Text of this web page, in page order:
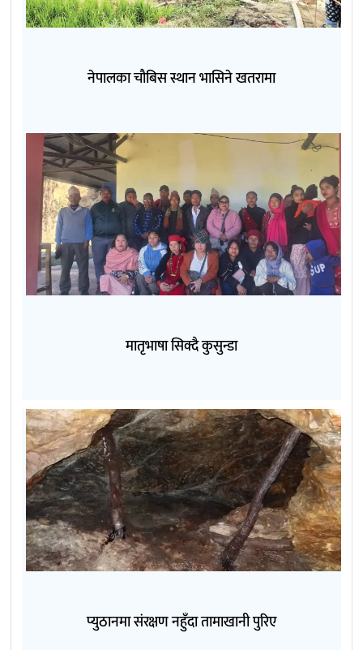
नेपालका चौबिस स्थान भासिने खतरामा
मातृभाषा सिक्दै कुसुन्डा
प्युठानमा संरक्षण नहुँदा तामाखानी पुरिए